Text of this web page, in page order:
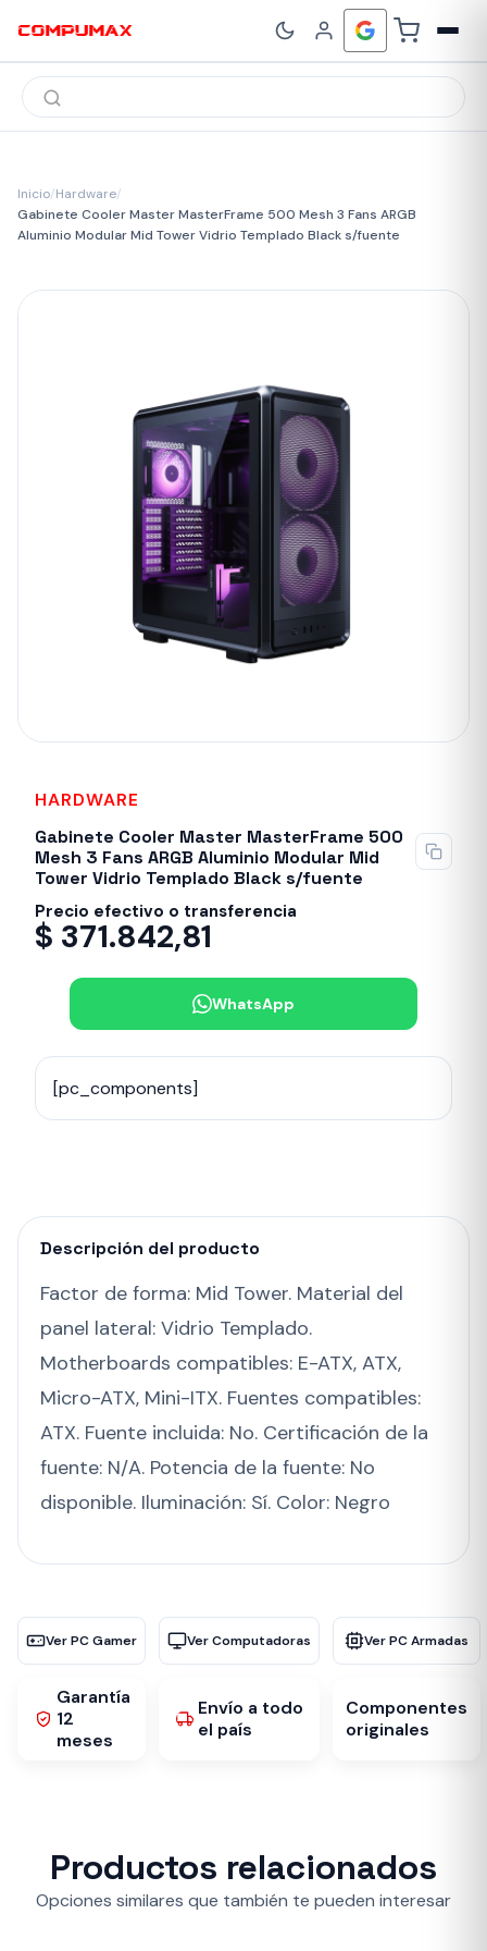
Búsqueda
de
productos
Inicio/Hardware/
Gabinete Cooler Master MasterFrame 500 Mesh 3 Fans ARGB
Aluminio Modular Mid Tower Vidrio Templado Black s/fuente
HARDWARE
Gabinete Cooler Master MasterFrame 500
Mesh 3 Fans ARGB Aluminio Modular Mid
Tower Vidrio Templado Black s/fuente
Precio efectivo o transferencia
$ 371.842,81
WhatsApp
[pc_components]
Descripción del producto
Factor de forma: Mid Tower. Material del
panel lateral: Vidrio Templado.
Motherboards compatibles: E-ATX, ATX,
Micro-ATX, Mini-ITX. Fuentes compatibles:
ATX. Fuente incluida: No. Certificación de la
fuente: N/A. Potencia de la fuente: No
disponible. Iluminación: Sí. Color: Negro
Ver PC Gamer Ver Computadoras Ver PC Armadas
Garantía
12
meses
Envío a todo
el país
Componentes
originales
Productos relacionados
Opciones similares que también te pueden interesar